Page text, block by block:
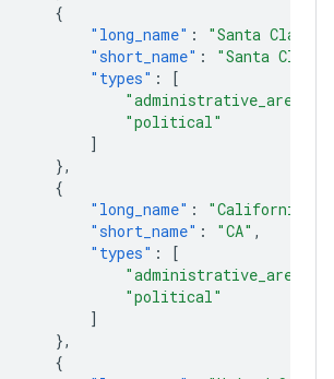
{
"long_name" :
"Santa Clara
"short_name" :
"Santa Clara
"types" :
[
"political"
]
},
{
"long_name" : "California"
"short_name" : "CA" ,
"types" :
[
"political"
]
},
{